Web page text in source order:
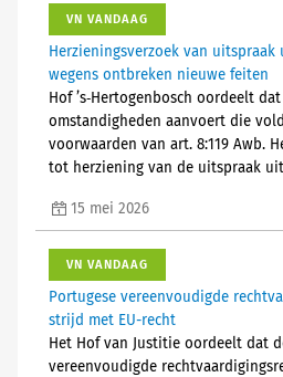
VN VANDAAG
Herzieningsverzoek van uitspraak
wegens ontbreken nieuwe feiten
Hof ’s‑Hertogenbosch oordeelt
omstandigheden aanvoert die
voorwaarden van art. 8:119 Awb.
tot herziening van de uitspraak uit
15 mei 2026
VN VANDAAG
Portugese vereenvoudigde
strijd met EU-recht
Het Hof van Justitie oordeelt dat
vereenvoudigde